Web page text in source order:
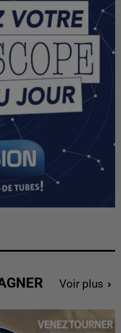
Voir plus